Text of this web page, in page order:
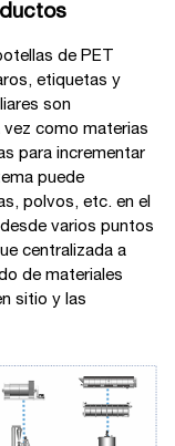
de PET
etiquetas y
son
como materias
para incrementar
puede
polvos, etc. en el
varios puntos
centralizada a
de materiales
sitio y las